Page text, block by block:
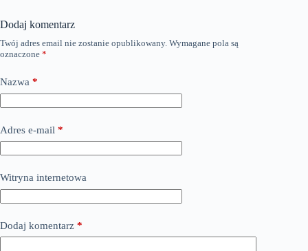
Dodaj komentarz
Twój adres email nie zostanie opublikowany. Wymagane pola są
oznaczone *
Nazwa *
Adres e-mail *
Witryna internetowa
Dodaj komentarz *